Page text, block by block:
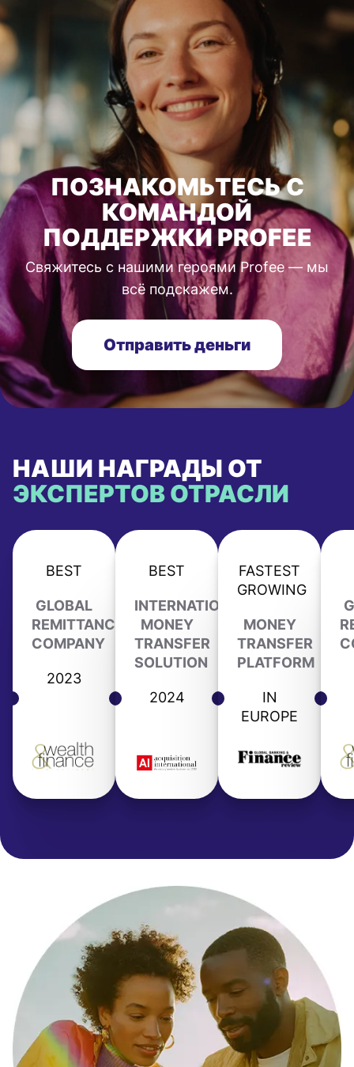
ПОЗНАКОМЬТЕСЬ С
КОМАНДОЙ
ПОДДЕРЖКИ PROFEE
Свяжитесь с нашими героями Profee — мы
всё подскажем.
Отправить деньги
НАШИ НАГРАДЫ ОТ
ЭКСПЕРТОВ ОТРАСЛИ
BEST
GLOBAL
REMITTANCE
COMPANY
2023
BEST
INTERNATIONAL
MONEY
TRANSFER
SOLUTION
2024
FASTEST
GROWING
MONEY
TRANSFER
PLATFORM
IN
EUROPE